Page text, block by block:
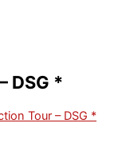
DSG *